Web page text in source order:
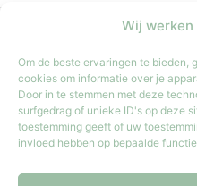
Wij
Om de beste ervaringen te
cookies om informatie over je
Door in te stemmen met deze
surfgedrag of unieke ID's op deze
toestemming geeft of uw
invloed hebben op bepaalde